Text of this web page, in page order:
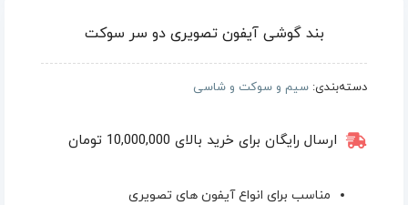
بند گوشی آیفون تصویری دو سر سوکت
دسته‌بندی: سیم و سوکت و شاسی
ارسال رایگان برای خرید بالای 10,000,000 تومان
مناسب برای انواع آیفون های تصویری